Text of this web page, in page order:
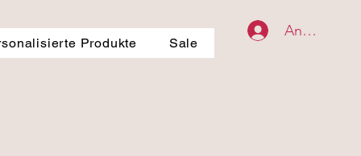
Produkte Sale
Anmelden